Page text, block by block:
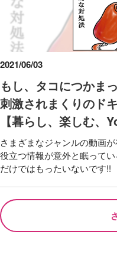
もし、タコにつかま
刺激されまくりのド
【暮らし、楽しむ、
2021/06/03
さまざまなジャンルの動画
役立つ情報が意外と眠って
だけではもったいないです!!